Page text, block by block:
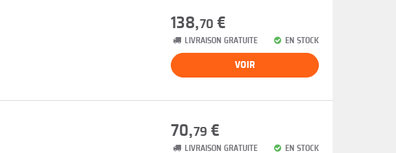
138,70 €
LIVRAISON GRATUITE EN STOCK
VOIR
70,79 €
LIVRAISON GRATUITE EN STOCK